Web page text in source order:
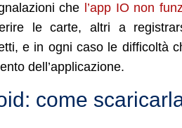
che l’app IO non
le carte, altri a
e in ogni caso le difficoltà
dell’applicazione.
come